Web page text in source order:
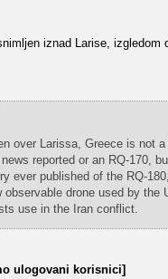
iznad Larise, izgledom
over Larissa, Greece is not
reported or an RQ-170,
ever published of the RQ-
observable drone used by the
use in the Iran conflict.
ulogovani korisnici]